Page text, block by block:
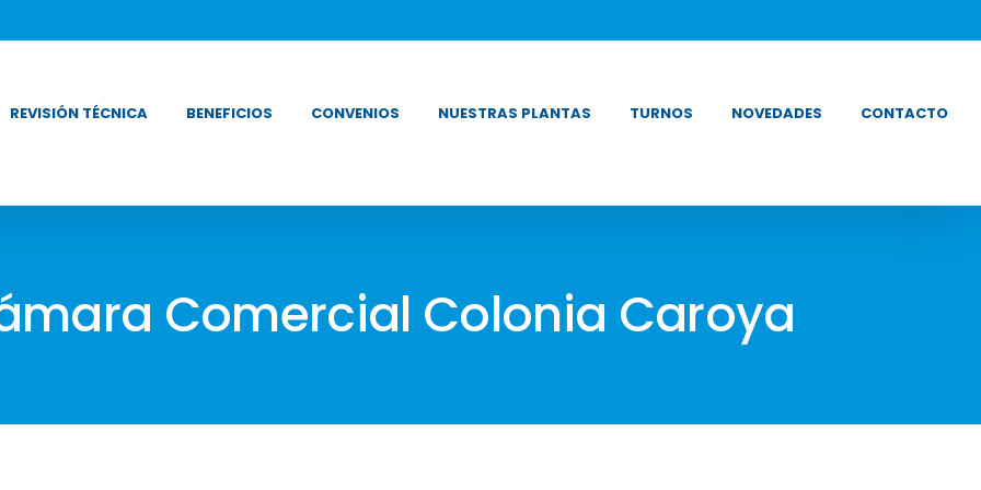
REVISIÓN TÉCNICA BENEFICIOS CONVENIOS NUESTRAS PLANTAS TURNOS NOVEDADES CONTACTO
Comercial Colonia Caroya